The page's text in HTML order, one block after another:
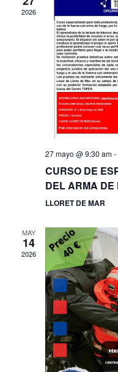
2026
27 mayo @ 9:30 am-
CURSO DE
DEL ARMA DE
LLORET DE MAR
MAY
14
2026